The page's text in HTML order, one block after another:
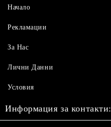
Начало
Рекламации
За Нас
Лични Данни
Условия
Информация за контакти: